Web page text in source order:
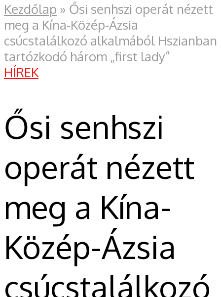
Kezdőlap » Ősi senhszi operát nézett
meg a Kína-Közép-Ázsia
csúcstalálkozó alkalmából Hszianban
tartózkodó három „first lady”
HÍREK
Ősi senhszi
operát nézett
meg a Kína-
Közép-Ázsia
csúcstalálkozó